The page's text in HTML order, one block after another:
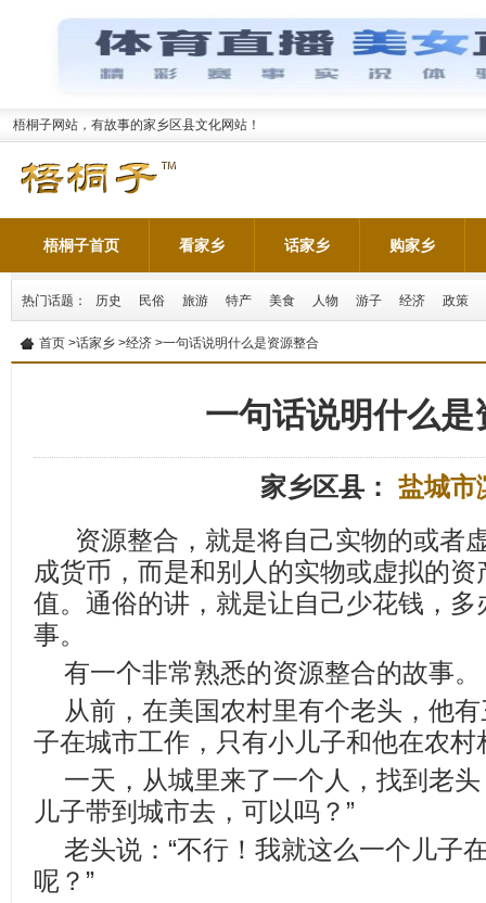
梧桐子网站，有故事的家乡区县文化网站！
梧桐子首页 看家乡 话家乡 购家乡
热门话题： 历史 民俗 旅游 特产 美食 人物 游子 经济 政策
首页 >话家乡 >经济 >一句话说明什么是资源整合
一句话说明什么是
家乡区县： 盐城市
资源整合，就是将自己实物的或者
成货币，而是和别人的实物或虚拟的
值。通俗的讲，就是让自己少花钱，
事。
有一个非常熟悉的资源整合的故事。
从前，在美国农村里有个老头，他
子在城市工作，只有小儿子和他在农村
一天，从城里来了一个人，找到老
儿子带到城市去，可以吗？”
老头说：“不行！我就这么一个儿子
呢？”